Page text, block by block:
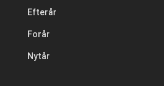
Efterår
Forår
Nytår